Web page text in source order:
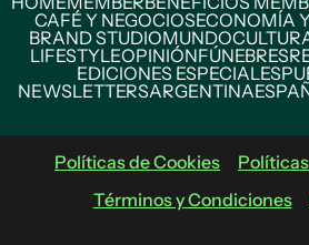
CAFÉ Y NEGOCIOSECONOMÍA
BRAND STUDIOMUNDO
LIFESTYLEOPINIÓNFÚNEBRES
EDICIONES ESPECIALES
NEWSLETTERSARGENTINA
Políticas de Cookies
Términos y Condiciones